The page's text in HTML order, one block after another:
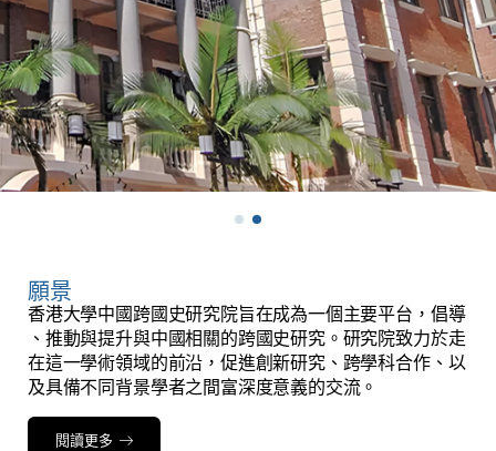
願景
香港大學中國跨國史研究院旨在成為一個主要平台 ， 倡導
、 推動與提升與中國相關的跨國史研究。 研究院致力於走
在這一學術領域的前沿 ， 促進創新研究、 跨學科合作、 以
及具備不同背景學者之間富深度意義的交流。
閱讀更多